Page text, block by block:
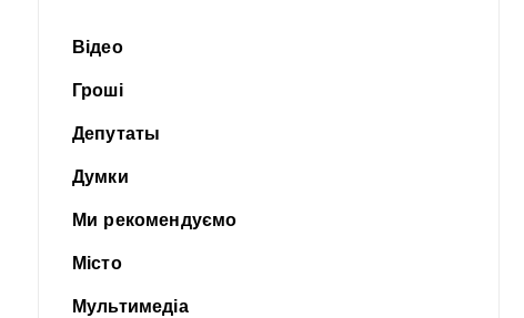
Відео
Гроші
Депутаты
Думки
Ми рекомендуємо
Місто
Мультимедіа